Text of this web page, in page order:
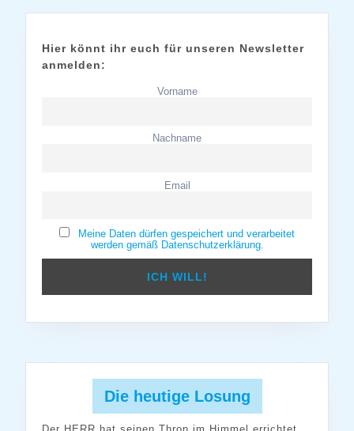
Hier könnt ihr euch für unseren Newsletter
anmelden:
Vorname
Nachname
Email
Meine Daten dürfen gespeichert und verarbeitet
werden gemäß Datenschutzerklärung.
Die heutige Losung